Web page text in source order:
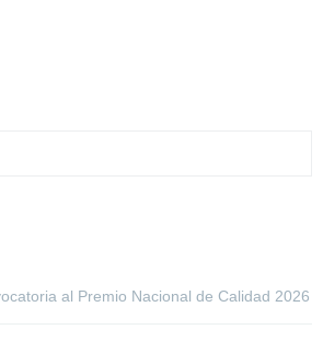
al Premio Nacional de Calidad 2026